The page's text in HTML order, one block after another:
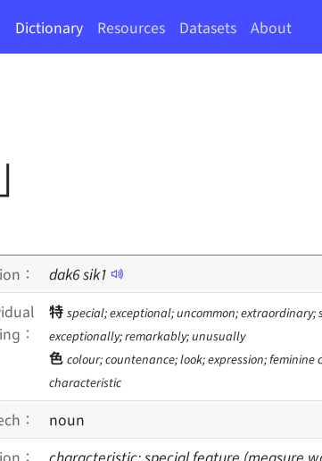
Dictionary Resources Datasets About
： dak6sik1
：
特 special; exceptional; uncommon;
exceptionally; remarkably; unusually
色 colour; countenance; look; expression; feminine
characteristic
：
noun
：
characteristic; special feature (measure